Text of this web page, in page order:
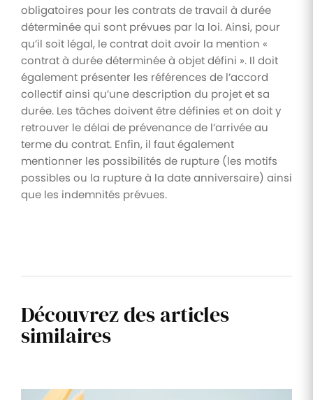
obligatoires pour les contrats de travail à durée
déterminée qui sont prévues par la loi. Ainsi, pour
qu’il soit légal, le contrat doit avoir la mention «
contrat à durée déterminée à objet défini ». Il doit
également présenter les références de l’accord
collectif ainsi qu’une description du projet et sa
durée. Les tâches doivent être définies et on doit y
retrouver le délai de prévenance de l’arrivée au
terme du contrat. Enfin, il faut également
mentionner les possibilités de rupture (les motifs
possibles ou la rupture à la date anniversaire) ainsi
que les indemnités prévues.
Découvrez des articles
similaires